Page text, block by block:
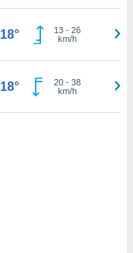
18° 13- 26
km/h
18° 20- 38
km/h